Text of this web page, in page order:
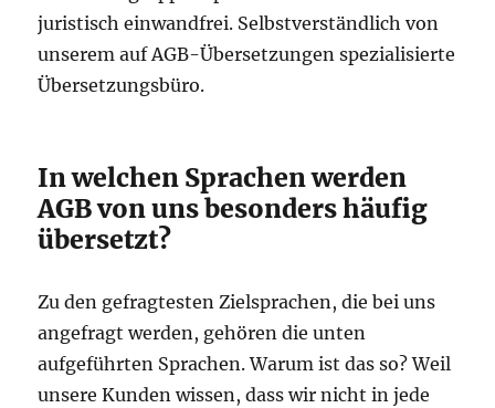
juristisch einwandfrei. Selbstverständlich von
unserem auf AGB-Übersetzungen spezialisierte
Übersetzungsbüro.
In welchen Sprachen werden
AGB von uns besonders häufig
übersetzt?
Zu den gefragtesten Zielsprachen, die bei uns
angefragt werden, gehören die unten
aufgeführten Sprachen. Warum ist das so? Weil
unsere Kunden wissen, dass wir nicht in jede